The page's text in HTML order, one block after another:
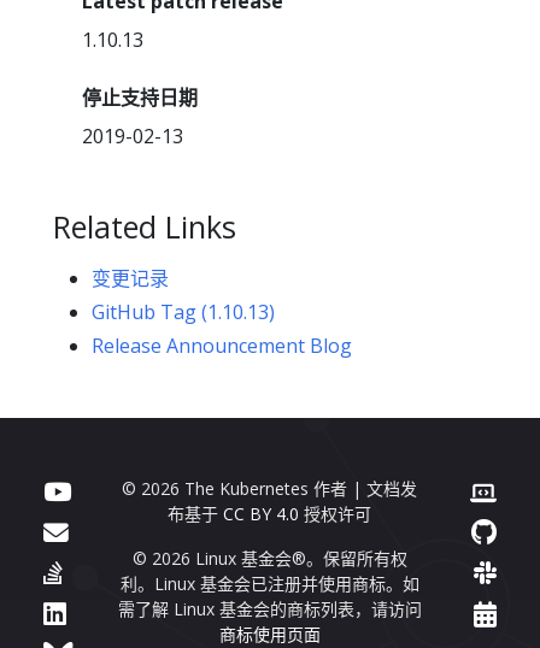
1.10.13
停止支持日期
2019-02-13
Related Links
变更记录
GitHub Tag (1.10.13)
Release Announcement Blog
© 2026 The Kubernetes 作者 | 文档发
布基于CC BY 4.0 授权许可
© 2026 Linux 基金会®。保留所有权
利。Linux 基金会已注册并使用商标。如
需了解 Linux 基金会的商标列表，请访问
商标使用页面